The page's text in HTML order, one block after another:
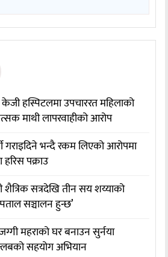
हस्पिटलमा उपचाररत महिलाको
माथी लापरवाहीको आरोप
गराइदिने भन्दै रकम लिएको आरोपमा
पक्राउ
शैत्रिक सत्रदेखि तीन सय शय्याको
सञ्चालन हुन्छ’
जग्गी महराको घर बनाउन सुर्नया
सहयोग अभियान